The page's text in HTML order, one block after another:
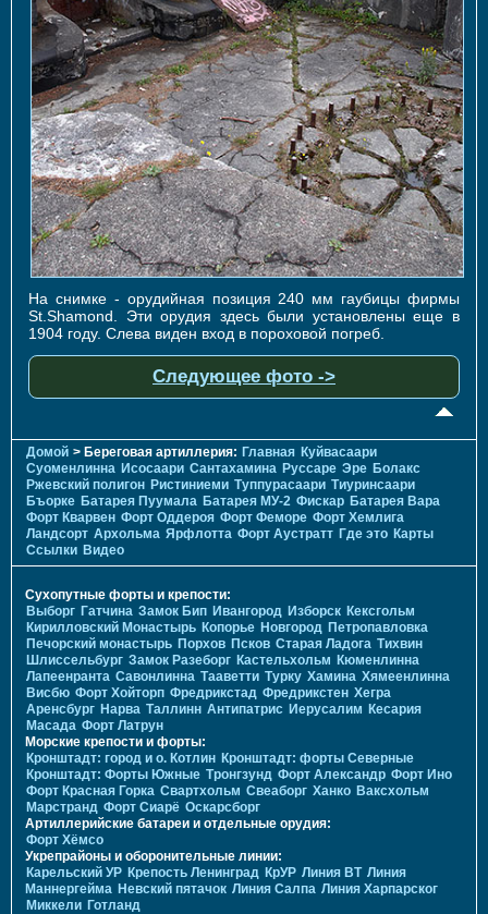
На снимке - орудийная позиция 240 мм гаубицы фирмы
St.Shamond. Эти орудия здесь были установлены еще в
1904 году. Слева виден вход в пороховой погреб.
Следующее фото ->
Домой > Береговая артиллерия: Главная Куйвасаари
Суоменлиннa Исосаари Сантахамина Руссаре Эре Болакс
Ржевский полигон Ристиниеми Туппурасаари Тиуринсаари
Бъорке Батарея Пуумала Батарея МУ-2 Фискар Батарея Вара
Форт Кварвен Форт Оддероя Форт Феморе Форт Хемлига
Ландсорт Архольма Ярфлотта Форт Аустратт Где это Карты
Ссылки Видео
Сухопутные форты и крепости:
Выборг Гатчина Замок Бип Ивангород Изборск Кексгольм
Кирилловский Монастырь Копорье Новгород Петропавловка
Печорcкий монастырь Порхов Псков Старая Ладога Тихвин
Шлиссельбург Замок Разеборг Кастельхольм Кюменлинна
Лапеенранта Савонлинна Тааветти Турку Хамина Хямеенлинна
Висбю Форт Хойторп Фредрикстад Фредрикстен Хегра
Аренсбург Нарва Таллинн Антипатрис Иерусалим Кесария
Масада Форт Латрун
Морские крепости и форты:
Кронштадт: город и о. Котлин Кронштадт: форты Северные
Кронштадт: Форты Южные Тронгзунд Форт Александр Форт Ино
Форт Красная Горка Свартхольм Свеаборг Ханко Ваксхольм
Марстранд Форт Сиарё Оскарсборг
Артиллерийские батареи и отдельные орудия:
Форт Хёмсо
Укрепрайоны и оборонительные линии:
Карельский УР Крепость Ленинград КрУР Линия ВТ Линия
Маннергейма Невский пятачок Линия Салпа Линия Харпарског
Миккели Готланд